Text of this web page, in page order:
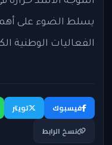
يسلط الضوء على
الفعاليات الوطنية
فيسبوك تويتر
نسخ الرابط